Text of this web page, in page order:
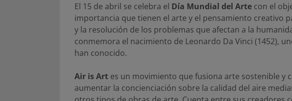
El 15 de abril se celebra el Día Mundial del Arte con el
importancia que tienen el arte y el pensamiento creativo
y la resolución de los problemas que afectan a la
conmemora el nacimiento de Leonardo Da Vinci (1452),
han conocido.
Air is Art es un movimiento que fusiona arte sostenible y
aumentar la concienciación sobre la calidad del aire